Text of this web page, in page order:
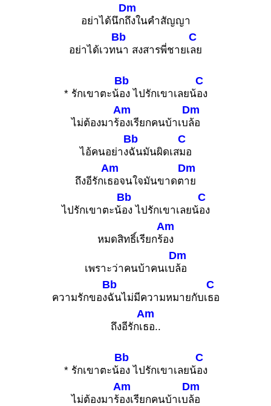
อย่าได้นึก
Dm
ถึงในคำสัญญา
อย่าได้เวท
Bb
นา สงสารพี่ชายเ
C
ลย
* รักเขาตะน้
Bb
อง ไปรักเขาเลยน้
C
อง
ไม่ต้องมาร้
Am
องเรียกคนบ้าเบ
Dm
ล้อ
ไอ้คนอย่าง
Bb
ฉันมันผิดเส
C
มอ
ถึงอีรักเ
Am
ธอจนใจมันขาดต
Dm
าย
ไปรักเขาตะน้
Bb
อง ไปรักเขาเลยน้
C
อง
หมดสิทธิ์เรียกร้
Am
อง
เพราะว่าคนบ้าคนเบ
Dm
ล้อ
ความรักของ
Bb
ฉันไม่มีความหมายกับเ
C
ธอ
ถึงอีรักเ
Am
ธอ..
* รักเขาตะน้
Bb
อง ไปรักเขาเลยน้
C
อง
ไม่ต้องมาร้
Am
องเรียกคนบ้าเบ
Dm
ล้อ